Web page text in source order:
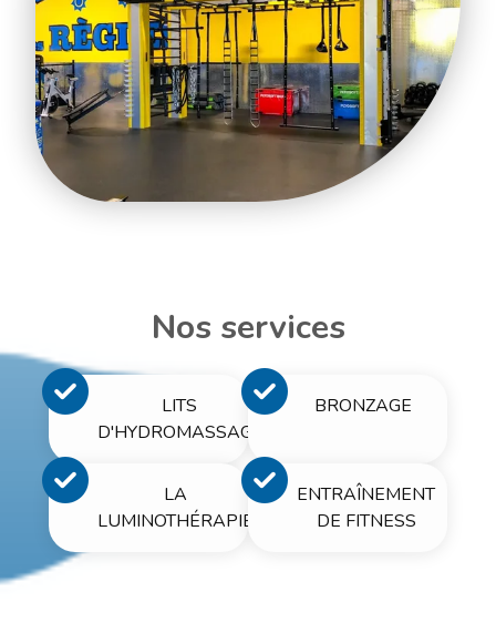
Nos services
LITS
D'HYDROMASSAGE
BRONZAGE
LA
LUMINOTHÉRAPIE
ENTRAÎNEMENT
DE FITNESS